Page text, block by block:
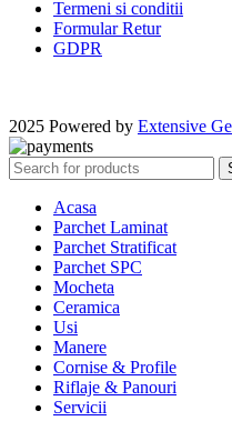
Termeni si conditii
Formular Retur
GDPR
2025 Powered by Extensive
Acasa
Parchet Laminat
Parchet Stratificat
Parchet SPC
Mocheta
Ceramica
Usi
Manere
Cornise & Profile
Riflaje & Panouri
Servicii